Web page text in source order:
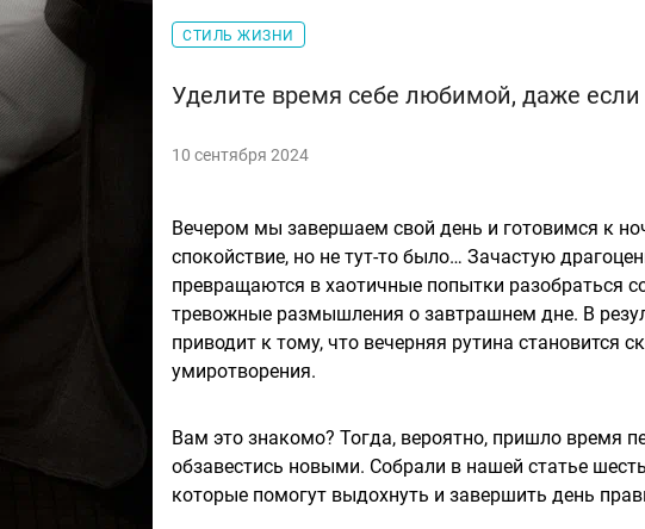
СТИЛЬ ЖИЗНИ
Уделите время себе любимой, даже если
10 сентября 2024
Вечером мы завершаем свой день и готовимся к
спокойствие, но не тут-то было… Зачастую
превращаются в хаотичные попытки разобраться
тревожные размышления о завтрашнем дне. В
приводит к тому, что вечерняя рутина становится
умиротворения.
Вам это знакомо? Тогда, вероятно, пришло время
обзавестись новыми. Собрали в нашей статье
которые помогут выдохнуть и завершить день